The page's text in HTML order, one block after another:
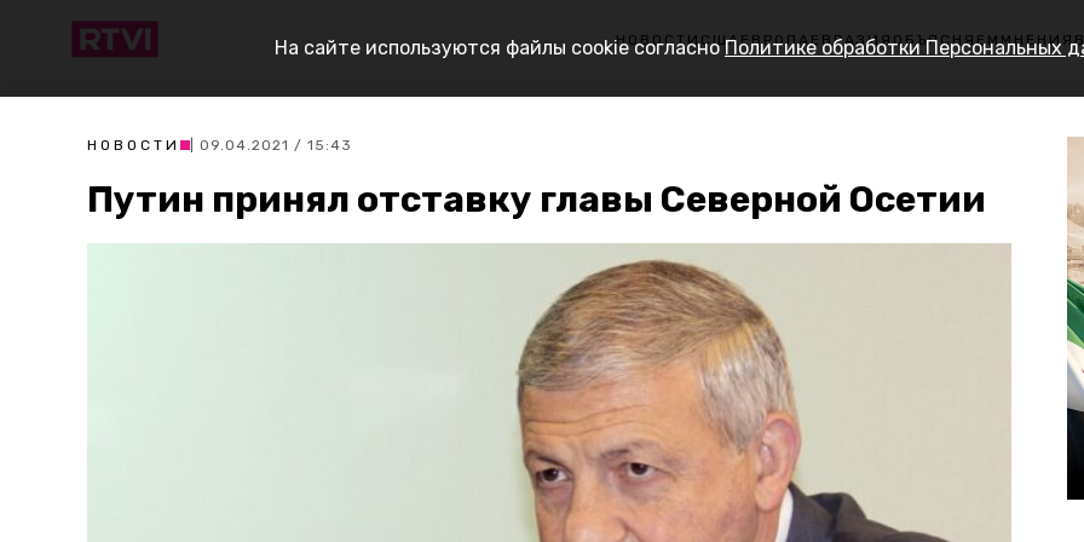
НОВОСТИ США ЕВРОПА ЕВРАЗИЯ ОБЪЯСНЯЕМ МНЕНИЯ
НОВОСТИ | 09.04.2021 / 15:43
Путин принял отставку главы Северной Осетии
На сайте используются файлы cookie согласноПолитике обработки Персональных